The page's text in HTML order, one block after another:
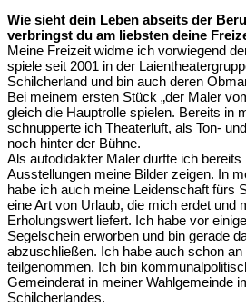
Wie sieht dein Leben abseits der
verbringst du am liebsten deine
Meine Freizeit widme ich vorwiegend
spiele seit 2001 in der
Schilcherland und bin auch deren
Bei meinem ersten Stück „der Maler
gleich die Hauptrolle spielen. Bereits in
schnupperte ich Theaterluft, als Ton-
noch hinter der Bühne.
Als autodidakter Maler durfte ich bereits
Ausstellungen meine Bilder zeigen. In
habe ich auch meine Leidenschaft fürs
eine Art von Urlaub, die mich erdet und
Erholungswert liefert. Ich habe vor
Segelschein erworben und bin gerade
abzuschließen. Ich habe auch schon
teilgenommen. Ich bin
Gemeinderat in meiner Wahlgemeinde
Schilcherlandes.